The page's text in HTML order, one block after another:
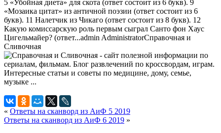
5 «Убойная диета» для скота (ответ состоит из 6 букв). 9
«Мозаика цитат» из античной поэзии (ответ состоит из 6
букв). 11 Налетчик из Чикаго (ответ состоит из 8 букв). 12
Какую комиссарскую роль первым сыграл Санто фон Хаус
Цигельмайер? (ответ...admin AdministratorСправочная и
Сливочная
« Ответы на сканворд из АиФ 5 2019
Ответы на сканворд из АиФ 6 2019 »